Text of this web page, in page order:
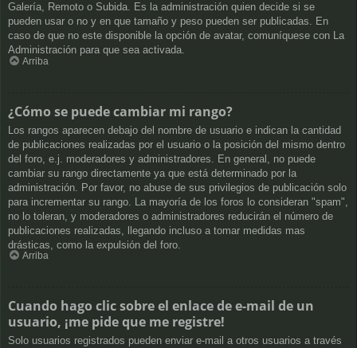
Galería, Remoto o Subida. Es la administración quien decide si se
pueden usar o no y en que tamaño y peso pueden ser publicadas. En
caso de que no este disponible la opción de avatar, comuníquese con La
Administración para que sea activada.
Arriba
¿Cómo se puede cambiar mi rango?
Los rangos aparecen debajo del nombre de usuario e indican la cantidad
de publicaciones realizadas por el usuario o la posición del mismo dentro
del foro, e.j. moderadores y administradores. En general, no puede
cambiar su rango directamente ya que está determinado por la
administración. Por favor, no abuse de sus privilegios de publicación solo
para incrementar su rango. La mayoría de los foros lo consideran "spam",
no lo toleran, y moderadores o administradores reducirán el número de
publicaciones realizadas, llegando incluso a tomar medidas mas
drásticas, como la expulsión del foro.
Arriba
Cuando hago clic sobre el enlace de e-mail de un
usuario, ¡me pide que me registre!
Solo usuarios registrados pueden enviar e-mail a otros usuarios a través